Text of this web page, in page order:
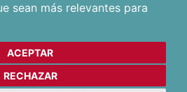
sean más relevantes para
ACEPTAR
RECHAZAR